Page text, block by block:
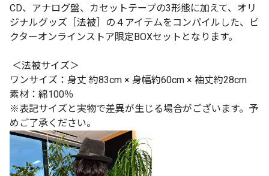
CD、アナログ盤、カセットテープの3形態に加えて、オリ
ジナルグッズ［法被］の４アイテムをコンパイルした、ビ
クターオンラインストア限定BOXセットとなります。
＜法被サイズ＞
ワンサイズ：身丈 約83cm × 身幅約60cm × 袖丈約28cm
素材：綿100％
※表記サイズと実物で差異が生じる場合がございます。予
めご了承ください。